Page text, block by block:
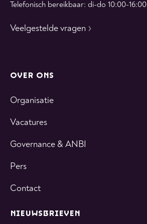
Telefonisch bereikbaar: di-do 10:00-16:00
Veelgestelde vragen
OVER ONS
Organisatie
Vacatures
Governance & ANBI
Pers
Contact
NIEUWSBRIEVEN